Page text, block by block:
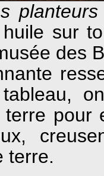
sur
des
terre pour
terre.